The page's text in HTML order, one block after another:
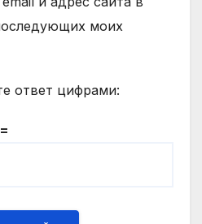
моих
ответ цифрами: